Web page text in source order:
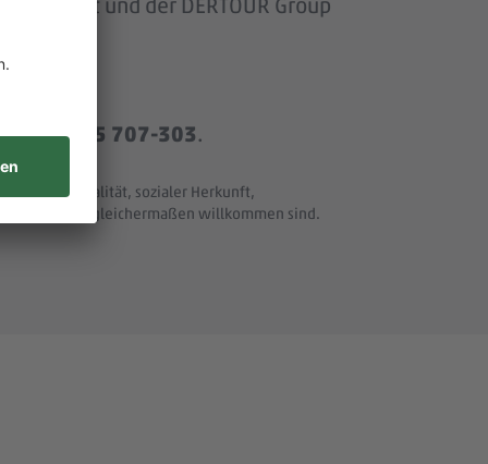
+49 8165 707-303.
und Nationalität, sozialer Herkunft,
Merkmale - gleichermaßen willkommen sind.